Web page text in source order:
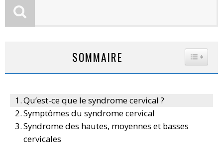
SOMMAIRE
Qu’est-ce que le syndrome cervical ?
Symptômes du syndrome cervical
Syndrome des hautes, moyennes et basses
cervicales